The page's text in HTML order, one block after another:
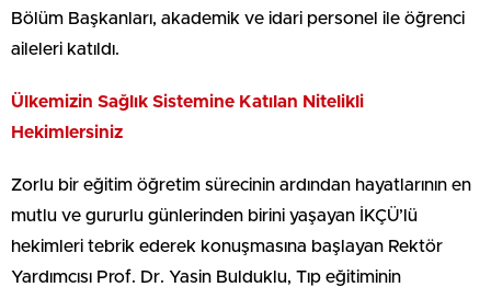
Bölüm Başkanları, akademik ve idari personel ile öğrenci
aileleri katıldı.
Ülkemizin Sağlık Sistemine Katılan Nitelikli
Hekimlersiniz
Zorlu bir eğitim öğretim sürecinin ardından hayatlarının en
mutlu ve gururlu günlerinden birini yaşayan İKÇÜ’lü
hekimleri tebrik ederek konuşmasına başlayan Rektör
Yardımcısı Prof. Dr. Yasin Bulduklu, Tıp eğitiminin